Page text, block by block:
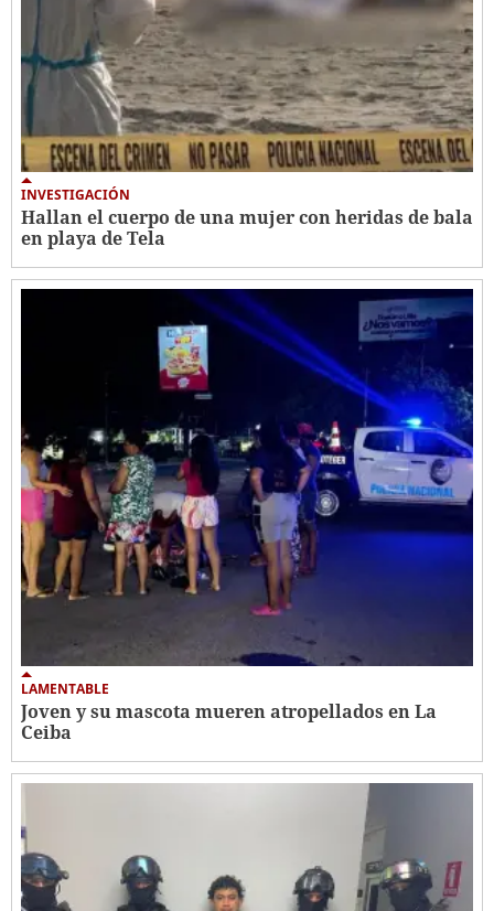
INVESTIGACIÓN
Hallan el cuerpo de una mujer con heridas de bala
en playa de Tela
LAMENTABLE
Joven y su mascota mueren atropellados en La
Ceiba